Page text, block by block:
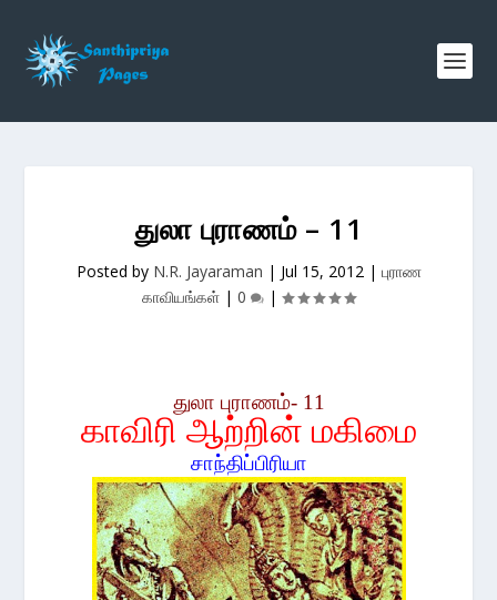
துலா புராணம் – 11
Posted by N.R. Jayaraman | Jul 15, 2012| புராண
காவியங்கள் | 0 |
துலா புராணம்- 11
காவிரி ஆற்றின் மகிமை
சாந்திப்பிரியா